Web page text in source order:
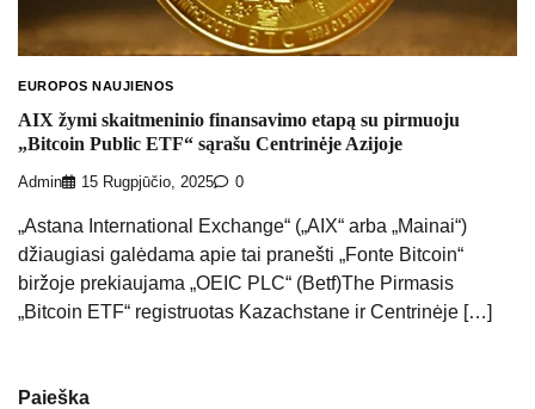
EUROPOS NAUJIENOS
AIX žymi skaitmeninio finansavimo etapą su pirmuoju
„Bitcoin Public ETF“ sąrašu Centrinėje Azijoje
Admin 15 Rugpjūčio, 2025 0
„Astana International Exchange“ („AIX“ arba „Mainai“)
džiaugiasi galėdama apie tai pranešti „Fonte Bitcoin“
biržoje prekiaujama „OEIC PLC“ (Betf)The Pirmasis
„Bitcoin ETF“ registruotas Kazachstane ir Centrinėje […]
Paieška